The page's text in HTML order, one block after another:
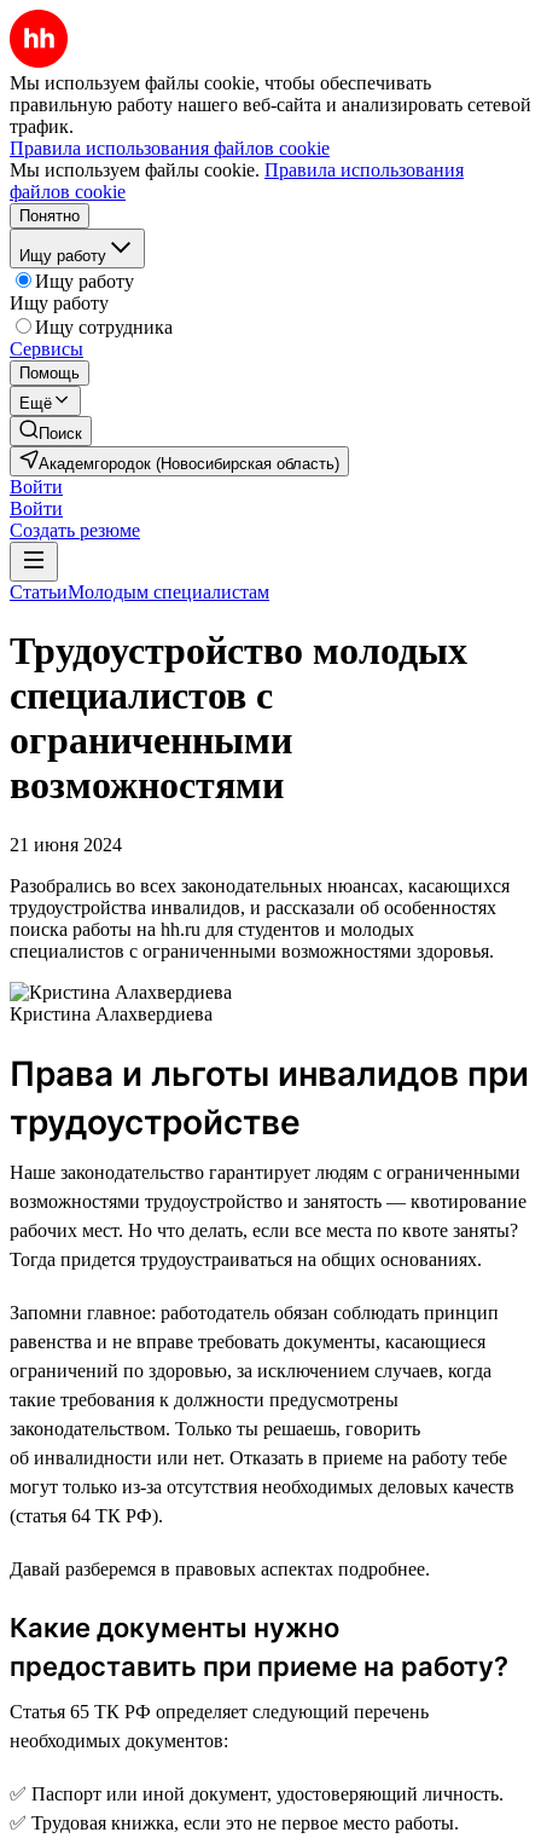
Мы используем файлы cookie, чтобы обеспечивать
правильную работу нашего веб-сайта и анализировать сетевой
трафик.
Правила использования файлов cookie
Мы используем файлы cookie. Правила использования
файлов cookie
Понятно
Ищу работу
Ищу работу
Ищу работу
Ищу сотрудника
Сервисы
Помощь
Ещё
Поиск
Академгородок (Новосибирская область)
Войти
Войти
Создать резюме
СтатьиМолодым специалистам
Трудоустройство молодых
специалистов с
ограниченными
возможностями
21 июня 2024
Разобрались во всех законодательных нюансах, касающихся
трудоустройства инвалидов, и рассказали об особенностях
поиска работы на hh.ru для студентов и молодых
специалистов с ограниченными возможностями здоровья.
Кристина Алахвердиева
Права и льготы инвалидов при
трудоустройстве
Наше законодательство гарантирует людям с ограниченными
возможностями трудоустройство и занятость — квотирование
рабочих мест. Но что делать, если все места по квоте заняты?
Тогда придется трудоустраиваться на общих основаниях.
Запомни главное: работодатель обязан соблюдать принцип
равенства и не вправе требовать документы, касающиеся
ограничений по здоровью, за исключением случаев, когда
такие требования к должности предусмотрены
законодательством. Только ты решаешь, говорить
об инвалидности или нет. Отказать в приеме на работу тебе
могут только из-за отсутствия необходимых деловых качеств
(статья 64 ТК РФ).
Давай разберемся в правовых аспектах подробнее.
Какие документы нужно
предоставить при приеме на работу?
Статья 65 ТК РФ определяет следующий перечень
необходимых документов:
✅ Паспорт или иной документ, удостоверяющий личность.
✅ Трудовая книжка, если это не первое место работы.